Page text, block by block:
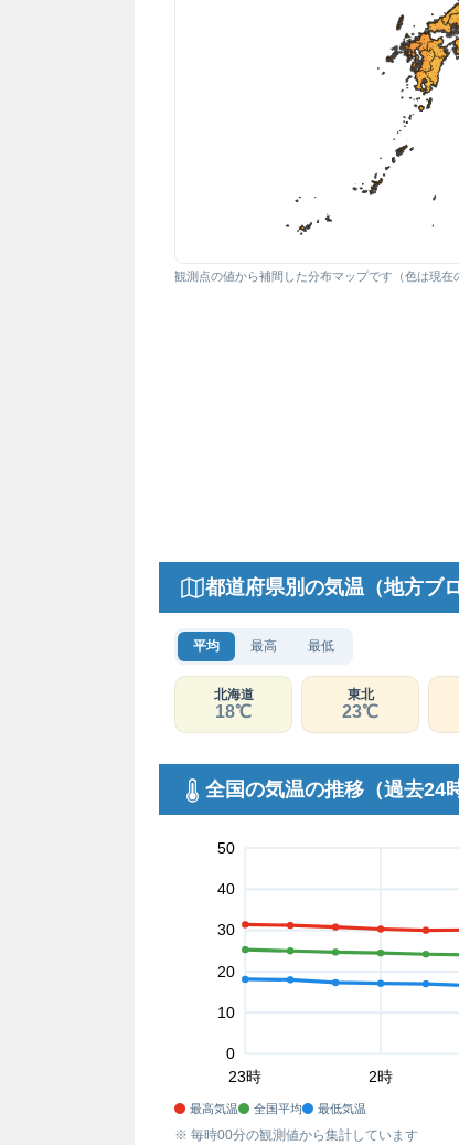
観測点の値から補間した分布マップです（色は現
都道府県別の気温（地方ブロ
平均 最高 最低
北海道
18℃
東北
23℃
全国の気温の推移（過去24
0
10
20
30
40
50
23時 2時
最高気温 全国平均 最低気温
※ 毎時00分の観測値から集計しています